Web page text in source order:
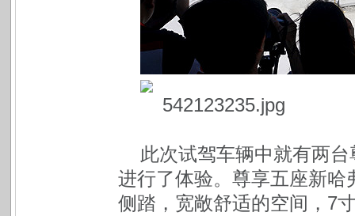
此次试驾车辆中就有两
进行了体验。尊享五座新
侧踏，宽敞舒适的空间，7